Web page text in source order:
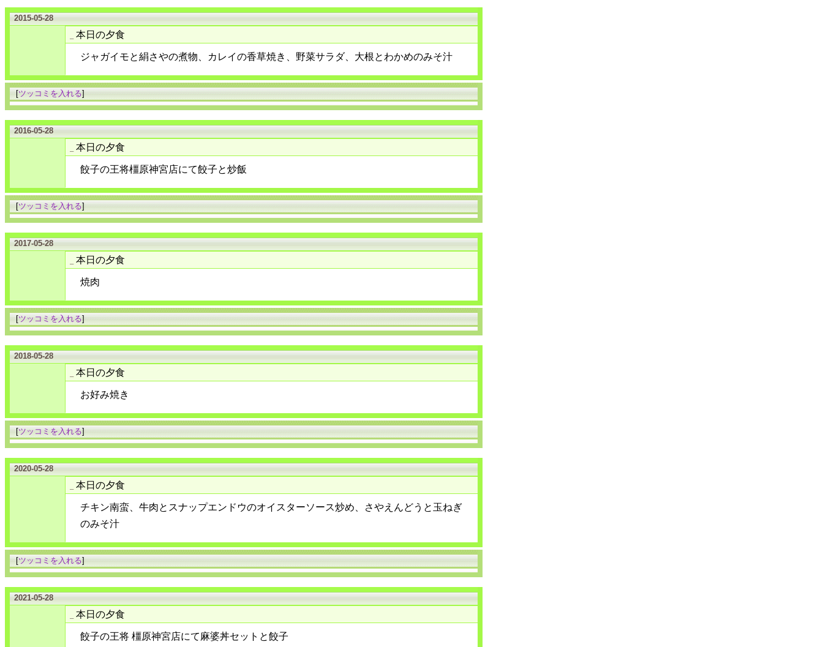
2015-05-28
本日の夕食
ジャガイモと絹さやの煮物、カレイの香草焼き、野菜サラダ、大根とわかめのみそ汁
[ツッコミを入れる]
2016-05-28
本日の夕食
餃子の王将橿原神宮店にて餃子と炒飯
[ツッコミを入れる]
2017-05-28
本日の夕食
焼肉
[ツッコミを入れる]
2018-05-28
本日の夕食
お好み焼き
[ツッコミを入れる]
2020-05-28
本日の夕食
チキン南蛮、牛肉とスナップエンドウのオイスターソース炒め、さやえんどうと玉ねぎ
のみそ汁
[ツッコミを入れる]
2021-05-28
本日の夕食
餃子の王将 橿原神宮店にて麻婆丼セットと餃子